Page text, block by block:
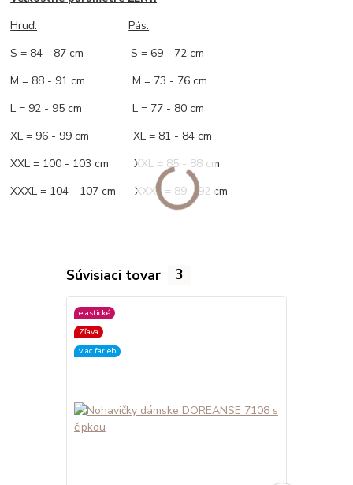
Hruď:
Pás:
S = 84 - 87 cm S = 69 - 72 cm
M = 88 - 91 cm M = 73 - 76 cm
L = 92 - 95 cm L = 77 - 80 cm
XL = 96 - 99 cm XL = 81 - 84 cm
XXL = 100 - 103 cm XXL = 85 - 88 cm
XXXL = 104 - 107 cm XXXL = 89 - 92 cm
Súvisiaci tovar 3
elastické
Zľava
viac farieb